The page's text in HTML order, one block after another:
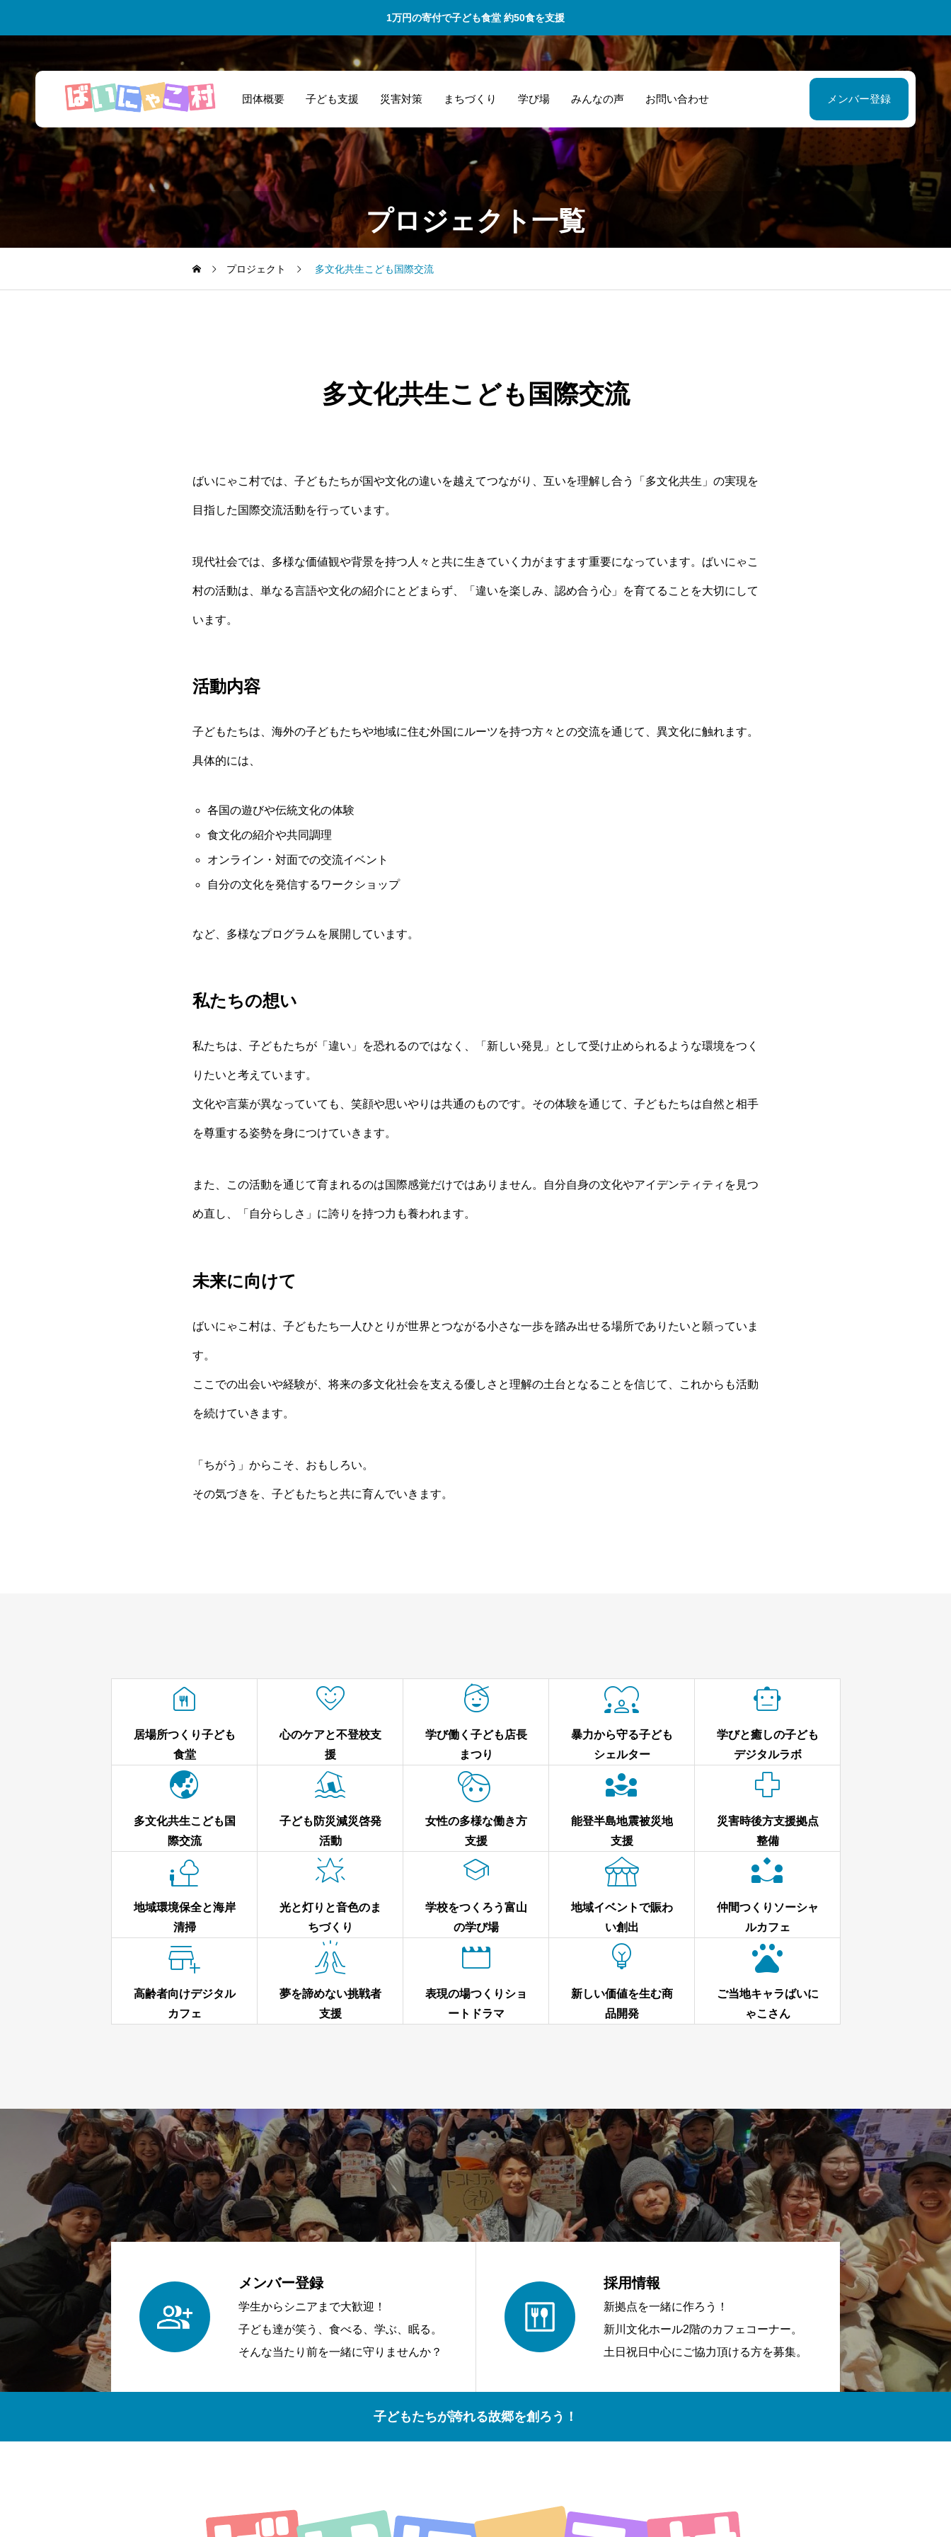
1万円の寄付で子ども食堂 約50食を支援
団体概要 子ども支援 災害対策 まちづくり 学び場 みんなの声 お問い合わせ メンバー登録
私たち高校生がチ
ャレンジする場を
提供していただき
一緒に商品開発と
いう新たな挑戦を
しました！
出会いの場を作っ
これからも力を
わせ被災された
方々の力になれ
プロジェクト一覧
プロジェクト 多文化共生こども国際交流
多文化共生こども国際交流
ばいにゃこ村では、子どもたちが国や文化の違いを越えてつながり、互いを理解し合う「多文化共生」の実現を
目指した国際交流活動を行っています。
現代社会では、多様な価値観や背景を持つ人々と共に生きていく力がますます重要になっています。ばいにゃこ
村の活動は、単なる言語や文化の紹介にとどまらず、「違いを楽しみ、認め合う心」を育てることを大切にして
います。
活動内容
子どもたちは、海外の子どもたちや地域に住む外国にルーツを持つ方々との交流を通じて、異文化に触れます。
具体的には、
各国の遊びや伝統文化の体験
食文化の紹介や共同調理
オンライン・対面での交流イベント
自分の文化を発信するワークショップ
など、多様なプログラムを展開しています。
私たちの想い
私たちは、子どもたちが「違い」を恐れるのではなく、「新しい発見」として受け止められるような環境をつく
りたいと考えています。
文化や言葉が異なっていても、笑顔や思いやりは共通のものです。その体験を通じて、子どもたちは自然と相手
を尊重する姿勢を身につけていきます。
また、この活動を通じて育まれるのは国際感覚だけではありません。自分自身の文化やアイデンティティを見つ
め直し、「自分らしさ」に誇りを持つ力も養われます。
未来に向けて
ばいにゃこ村は、子どもたち一人ひとりが世界とつながる小さな一歩を踏み出せる場所でありたいと願っていま
す。
ここでの出会いや経験が、将来の多文化社会を支える優しさと理解の土台となることを信じて、これからも活動
を続けていきます。
「ちがう」からこそ、おもしろい。
その気づきを、子どもたちと共に育んでいきます。

居場所つくり子ども
食堂

心のケアと不登校支
援

学び働く子ども店長
まつり

暴力から守る子ども
シェルター

学びと癒しの子ども
デジタルラボ

多文化共生こども国
際交流

子ども防災減災啓発
活動

女性の多様な働き方
支援

能登半島地震被災地
支援

災害時後方支援拠点
整備

地域環境保全と海岸
清掃

光と灯りと音色のま
ちづくり

学校をつくろう富山
の学び場

地域イベントで賑わ
い創出

仲間つくりソーシャ
ルカフェ

高齢者向けデジタル
カフェ

夢を諦めない挑戦者
支援

表現の場つくりショ
ートドラマ

新しい価値を生む商
品開発

ご当地キャラばいに
ゃこさん
メンバー登録
学生からシニアまで大歓迎！
子ども達が笑う、食べる、学ぶ、眠る。
そんな当たり前を一緒に守りませんか？
採用情報
新拠点を一緒に作ろう！
新川文化ホール2階のカフェコーナー。
土日祝日中心にご協力頂ける方を募集。
子どもたちが誇れる故郷を創ろう！